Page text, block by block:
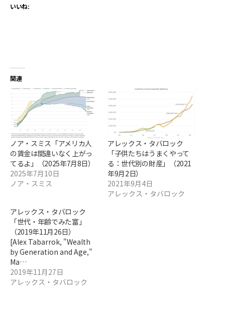
いいね:
関連
ノア・スミス「アメリカ人
の賃金は間違いなく上がっ
てるよ」（2025年7月8日）
2025年7月10日
ノア・スミス
アレックス・タバロック
「子供たちはうまくやって
る：世代別の財産」（2021
年9月2日）
2021年9月4日
アレックス・タバロック
アレックス・タバロック
「世代・年齢でみた富」
（2019年11月26日）
[Alex Tabarrok, "Wealth
by Generation and Age,"
Ma…
2019年11月27日
アレックス・タバロック